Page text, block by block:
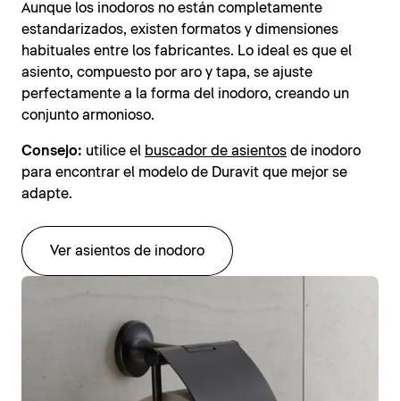
Aunque los inodoros no están completamente
estandarizados, existen formatos y dimensiones
habituales entre los fabricantes. Lo ideal es que el
asiento, compuesto por aro y tapa, se ajuste
perfectamente a la forma del inodoro, creando un
conjunto armonioso.
Consejo: utilice el buscador de asientos de inodoro
para encontrar el modelo de Duravit que mejor se
adapte.
Ver asientos de inodoro